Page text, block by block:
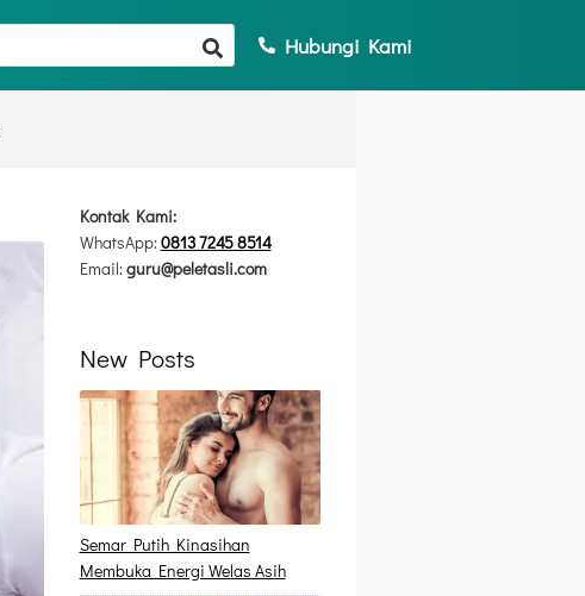
Hubungi Kami
Kontak Kami:
WhatsApp:0813 7245 8514
Email:guru@peletasli.com
New Posts
Semar Putih Kinasihan
Membuka Energi Welas Asih